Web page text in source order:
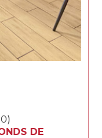
DE